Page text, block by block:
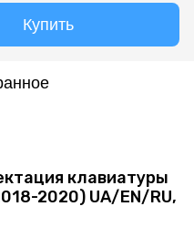
Купить
клавиатуры
2020) UA/EN/RU,